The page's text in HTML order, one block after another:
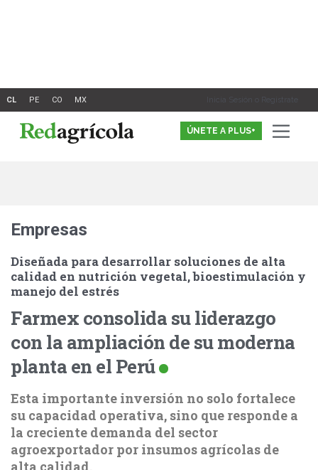
Inicia Sesión o Registrate
ÚNETE A PLUS+
Empresas
Diseñada para desarrollar soluciones de alta
calidad en nutrición vegetal, bioestimulación y
manejo del estrés
Farmex consolida su liderazgo
con la ampliación de su moderna
planta en el Perú
Esta importante inversión no solo fortalece
su capacidad operativa, sino que responde a
la creciente demanda del sector
agroexportador por insumos agrícolas de
alta calidad.